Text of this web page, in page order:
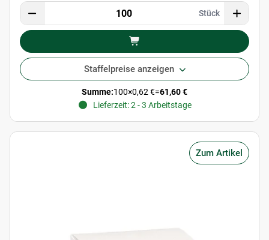
Stück
Staffelpreise anzeigen
Summe:100×0,62 €=61,60 €
Lieferzeit: 2 - 3 Arbeitstage
Zum Artikel